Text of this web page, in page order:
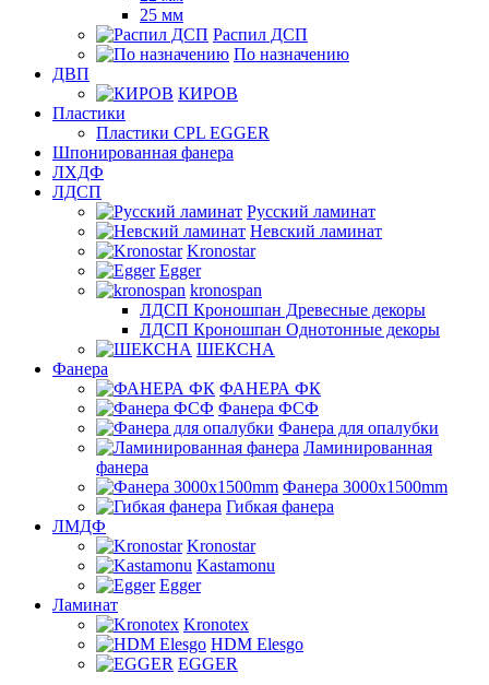
25 мм
Распил ДСП
По назначению
ДВП
КИРОВ
Пластики
Пластики CPL EGGER
Шпонированная фанера
ЛХДФ
ЛДСП
Русский ламинат
Невский ламинат
Kronostar
Egger
kronospan
ЛДСП Кроношпан Древесные декоры
ЛДСП Кроношпан Однотонные декоры
ШЕКСНА
Фанера
ФАНЕРА ФК
Фанера ФСФ
Фанера для опалубки
Ламинированная
фанера
Фанера 3000х1500mm
Гибкая фанера
ЛМДФ
Kronostar
Kastamonu
Egger
Ламинат
Kronotex
HDM Elesgo
EGGER